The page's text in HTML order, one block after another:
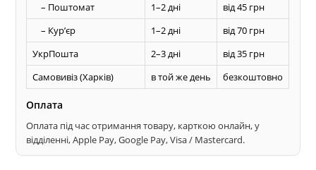
– Поштомат 1–2 дні
від 45 грн
– Курʼєр
1–2 дні
від 70 грн
УкрПошта
2–3 дні
від 35 грн
Самовивіз (Харків)
в той же день безкоштовно
Оплата
Оплата під час отримання товару, карткою онлайн, у
відділенні, Apple Pay, Google Pay, Visa / Mastercard.